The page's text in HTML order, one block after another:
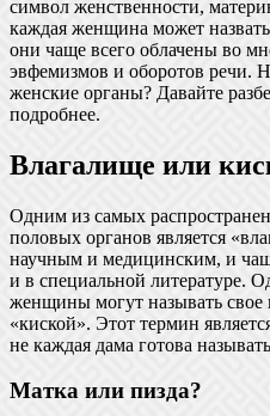
символ женственности,
каждая женщина может
они чаще всего облачены во
эвфемизмов и оборотов речи.
женские органы? Давайте
подробнее.
Влагалище или
Одним из самых
половых органов является
научным и медицинским, и
и в специальной литературе.
женщины могут называть
«киской». Этот термин
не каждая дама готова
Матка или пизда?